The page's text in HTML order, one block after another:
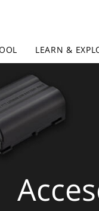
LEARN &